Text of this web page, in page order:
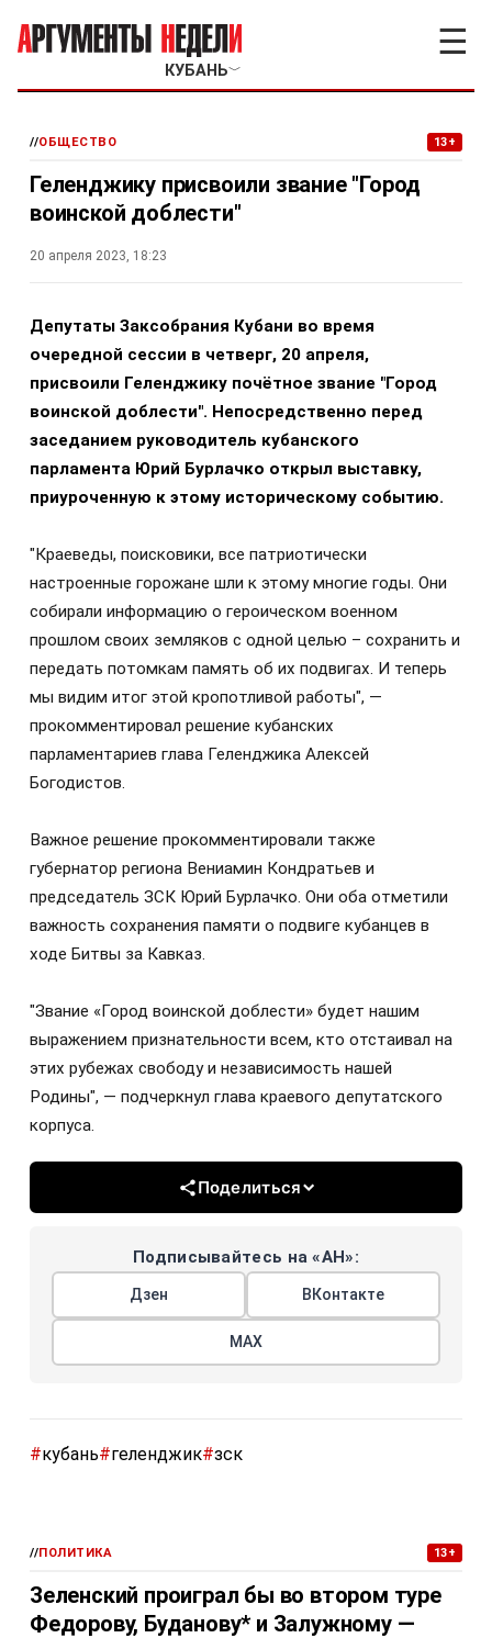
КУБАНЬ﹀
☰
//ОБЩЕСТВО 13+
Геленджику присвоили звание "Город
воинской доблести"
20 апреля 2023, 18:23
Депутаты Заксобрания Кубани во время
очередной сессии в четверг, 20 апреля,
присвоили Геленджику почётное звание "Город
воинской доблести". Непосредственно перед
заседанием руководитель кубанского
парламента Юрий Бурлачко открыл выставку,
приуроченную к этому историческому событию.
"Краеведы, поисковики, все патриотически
настроенные горожане шли к этому многие годы. Они
собирали информацию о героическом военном
прошлом своих земляков с одной целью – сохранить и
передать потомкам память об их подвигах. И теперь
мы видим итог этой кропотливой работы", —
прокомментировал решение кубанских
парламентариев глава Геленджика Алексей
Богодистов.
Важное решение прокомментировали также
губернатор региона Вениамин Кондратьев и
председатель ЗСК Юрий Бурлачко. Они оба отметили
важность сохранения памяти о подвиге кубанцев в
ходе Битвы за Кавказ.
"Звание «Город воинской доблести» будет нашим
выражением признательности всем, кто отстаивал на
этих рубежах свободу и независимость нашей
Родины", — подчеркнул глава краевого депутатского
корпуса.
Поделиться
Подписывайтесь на «АН»:
Дзен ВКонтакте
МАХ
#кубань#геленджик#зск
//ПОЛИТИКА 13+
Зеленский проиграл бы во втором туре
Федорову, Буданову* и Залужному —